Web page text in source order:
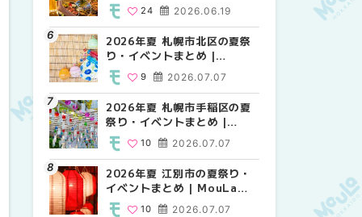
順に徹底紹介！大通公園から
穴場テラスまで | MouLa
HOKKAIDO
2026.06.19
24
2026年夏 札幌市北区の夏祭
り・イベントまとめ |
MouLa HOKKAIDO
2026.07.07
9
2026年夏 札幌市手稲区の夏
祭り・イベントまとめ |
MouLa HOKKAIDO
2026.07.07
10
2026年夏 江別市の夏祭り・
イベントまとめ | MouLa
HOKKAIDO 2026.07.07
10
9
2026年夏 札幌市清田区の夏
祭り・イベントまとめ |
6
2026年夏 札幌市豊平区の夏
祭り・イベントまとめ |
9
2026年夏 札幌市南区の夏祭
り・イベントまとめ |
8
10
2026年夏 札幌市清田区の夏
祭り・イベントまとめ |
6
札幌の麻辣湯（マーラータ
ン）おすすめ専門店6選！本
徹底比較 | MouLa
HOKKAIDO
5
2026年夏 札幌市豊平区の夏
祭り・イベントまとめ |
9